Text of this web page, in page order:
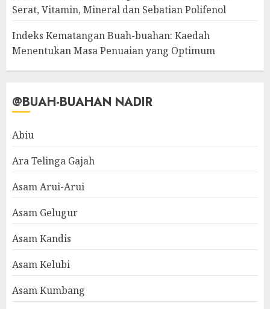
Serat, Vitamin, Mineral dan Sebatian Polifenol
Indeks Kematangan Buah-buahan: Kaedah
Menentukan Masa Penuaian yang Optimum
@BUAH-BUAHAN NADIR
Abiu
Ara Telinga Gajah
Asam Arui-Arui
Asam Gelugur
Asam Kandis
Asam Kelubi
Asam Kumbang